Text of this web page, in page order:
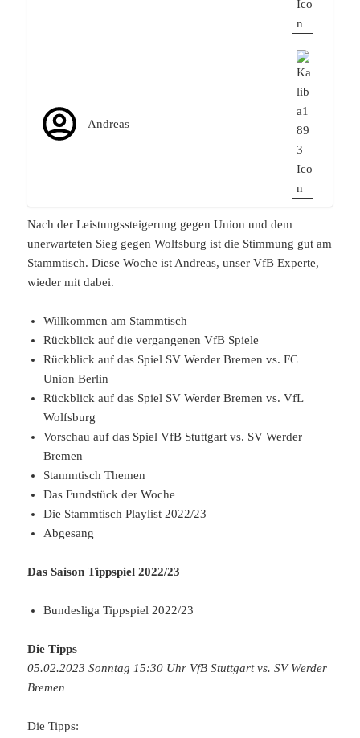
Andreas
Nach der Leistungssteigerung gegen Union und dem
unerwarteten Sieg gegen Wolfsburg ist die Stimmung gut am
Stammtisch. Diese Woche ist Andreas, unser VfB Experte,
wieder mit dabei.
Willkommen am Stammtisch
Rückblick auf die vergangenen VfB Spiele
Rückblick auf das Spiel SV Werder Bremen vs. FC
Union Berlin
Rückblick auf das Spiel SV Werder Bremen vs. VfL
Wolfsburg
Vorschau auf das Spiel VfB Stuttgart vs. SV Werder
Bremen
Stammtisch Themen
Das Fundstück der Woche
Die Stammtisch Playlist 2022/23
Abgesang
Das Saison Tippspiel 2022/23
Bundesliga Tippspiel 2022/23
Die Tipps
05.02.2023 Sonntag 15:30 Uhr VfB Stuttgart vs. SV Werder
Bremen
Die Tipps: